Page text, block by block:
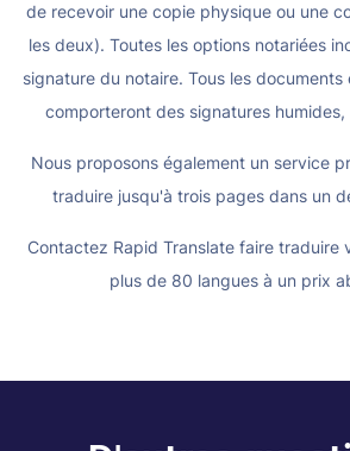
de recevoir une copie physique ou une
les deux). Toutes les options notariées
signature du notaire. Tous les
comporteront des signatures humides,
Nous proposons également un service
traduire jusqu'à trois pages dans un
Contactez Rapid Translate faire traduire
plus de 80 langues à un prix